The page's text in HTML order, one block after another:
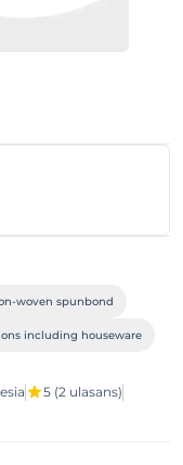
woven spunbond
including houseware
5 (2 ulasans)